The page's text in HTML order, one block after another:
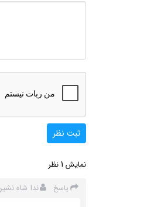
ثبت نظر
نمایش 1نظر
پاسخ ندا شاه